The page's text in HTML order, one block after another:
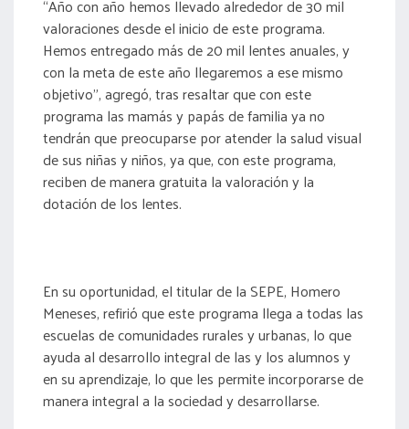
“Año con año hemos llevado alrededor de 30 mil
valoraciones desde el inicio de este programa.
Hemos entregado más de 20 mil lentes anuales, y
con la meta de este año llegaremos a ese mismo
objetivo”, agregó, tras resaltar que con este
programa las mamás y papás de familia ya no
tendrán que preocuparse por atender la salud visual
de sus niñas y niños, ya que, con este programa,
reciben de manera gratuita la valoración y la
dotación de los lentes.
En su oportunidad, el titular de la SEPE, Homero
Meneses, refirió que este programa llega a todas las
escuelas de comunidades rurales y urbanas, lo que
ayuda al desarrollo integral de las y los alumnos y
en su aprendizaje, lo que les permite incorporarse de
manera integral a la sociedad y desarrollarse.